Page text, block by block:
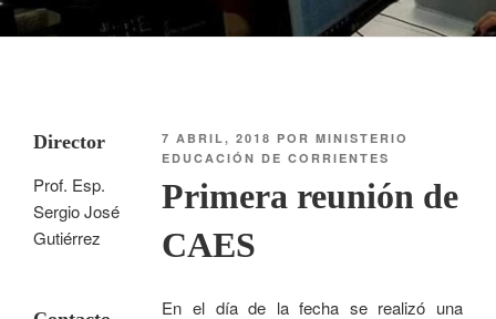
7 ABRIL, 2018 PORMINISTERIO
EDUCACIÓN DE CORRIENTES
Primera reunión de
CAES
En el día de la fecha se realizó una
Director
Prof. Esp.
Sergio José
Gutiérrez